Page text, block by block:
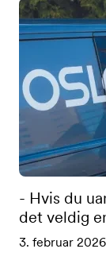
- Hvis du
det veldig
3. februar 2026